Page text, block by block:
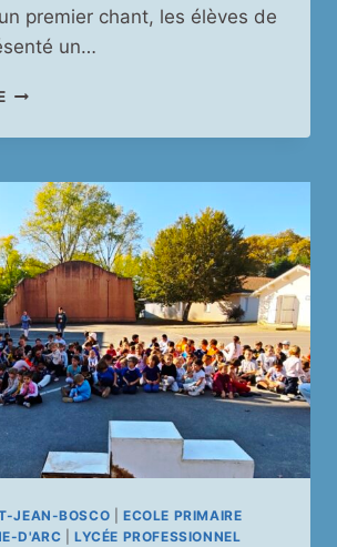
premier chant, les élèves de
un…
LA
DE
JEAN-BOSCO |ECOLE PRIMAIRE
D'ARC |LYCÉE PROFESSIONNEL